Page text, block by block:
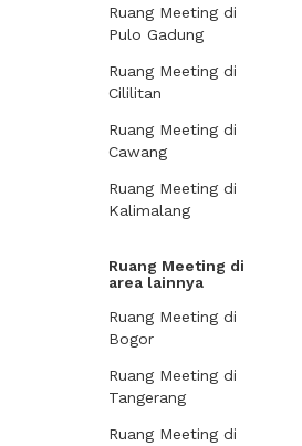
Ruang Meeting di
Pulo Gadung
Ruang Meeting di
Cililitan
Ruang Meeting di
Cawang
Ruang Meeting di
Kalimalang
Ruang Meeting di
area lainnya
Ruang Meeting di
Bogor
Ruang Meeting di
Tangerang
Ruang Meeting di